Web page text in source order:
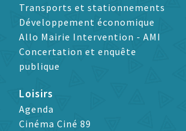
Transports et stationnements
Développement économique
Allo Mairie Intervention - AMI
Concertation et enquête
publique
Loisirs
Agenda
Cinéma Ciné 89